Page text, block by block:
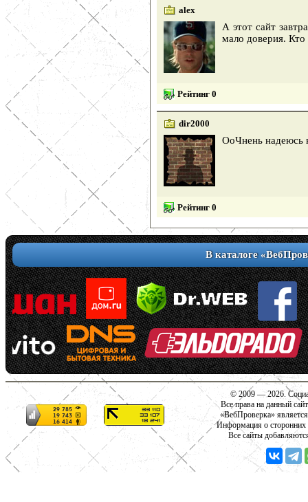
alex
А этот сайт
мало доверия.
Рейтинг 0
dir2000
ОоЧнень надеюсь
Рейтинг 0
В каталоге
© 2009 — 2026.
Все права на данный
«ВебПроверка»
Информация о сторонних
Все сайты